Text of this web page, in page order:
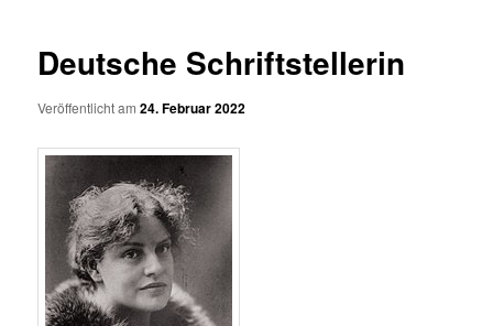
Deutsche Schriftstellerin
Veröffentlicht am24. Februar 2022